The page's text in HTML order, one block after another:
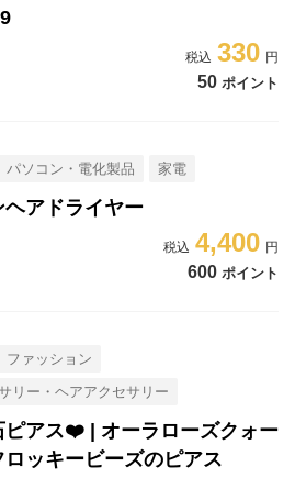
330
50 ポイント
パソコン・電化製品 家電
ヘアドライヤー
4,400
600 ポイント
ファッション
リー・ヘアアクセサリー
ピアス❤️ | オーラローズクォー
ロッキービーズのピアス